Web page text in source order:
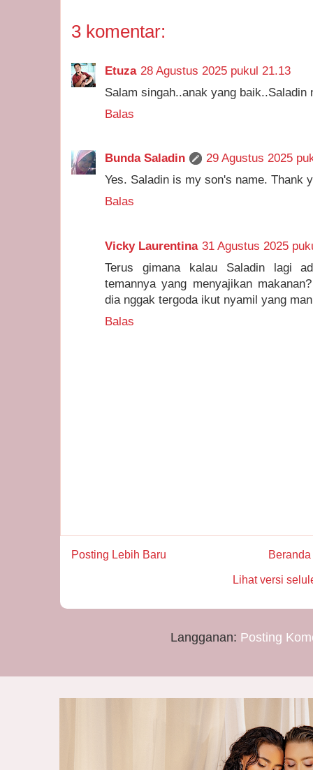
3 komentar:
Etuza 28 Agustus 2025 pukul 21.13
Salam singah..anak yang baik..Saladin
Balas
Bunda Saladin
29 Agustus 2025
Yes. Saladin is my son's name. Thank
Balas
Vicky Laurentina 31 Agustus 2025
Terus gimana kalau Saladin lagi
temannya yang menyajikan
dia nggak tergoda ikut nyamil yang
Balas
Posting Lebih Baru Beranda
Lihat versi
Langganan: Posting